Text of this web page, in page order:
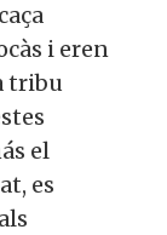
i eren
tribu
el
es